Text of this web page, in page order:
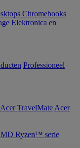
Chromebooks
Elektronica en
Professioneel
Acer TravelMate Acer
Ryzen™ serie